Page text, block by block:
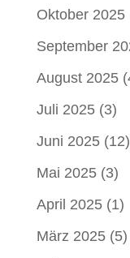
Oktober 2025
September
August 2025
Juli 2025(3)
Juni 2025(12)
Mai 2025(3)
April 2025(1)
März 2025(5)